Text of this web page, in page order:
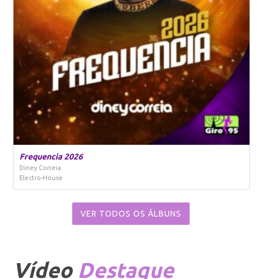
Frequencia 2026
Diney Correia
Electro-House
VER TODOS OS ÁLBUNS
Vídeo Destaque